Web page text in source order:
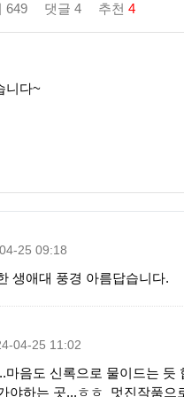
649 댓글 4 추천 4
니다~
25 09:18
생애대 풍경 아름답습니다.
04-25 11:02
마음도 신록으로 물이드는 듯
야하는 곳...ㅎㅎ 멋진작품으